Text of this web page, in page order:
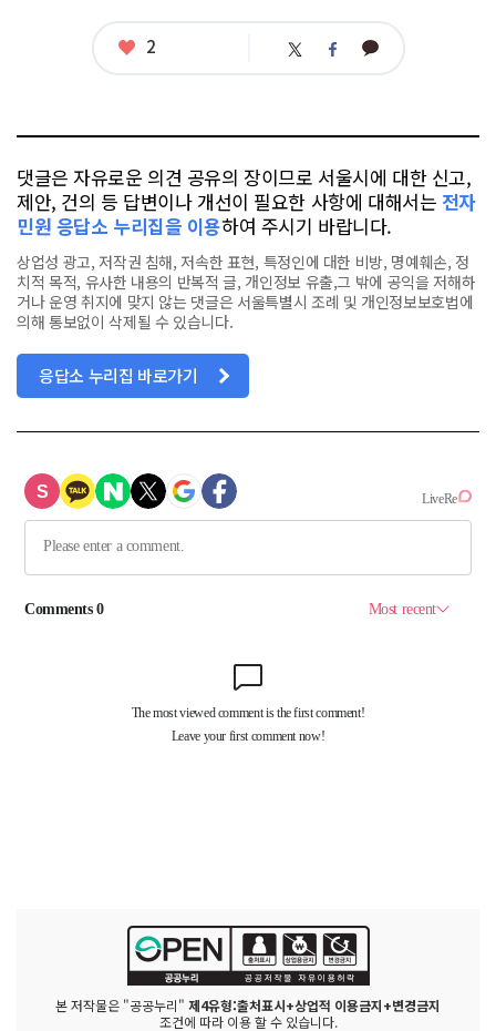
좋
2 트 페 카
댓글은 자유로운 의견 공유의 장이므로 서울시에 대한 신고,
제안, 건의 등 답변이나 개선이 필요한 사항에 대해서는 전자
민원 응답소 누리집을 이용하여 주시기 바랍니다.
상업성 광고, 저작권 침해, 저속한 표현, 특정인에 대한 비방, 명예훼손, 정
치적 목적, 유사한 내용의 반복적 글, 개인정보 유출,그 밖에 공익을 저해하
거나 운영 취지에 맞지 않는 댓글은 서울특별시 조례 및 개인정보보호법에
의해 통보없이 삭제될 수 있습니다.
응답소 누리집 바로가기
본 저작물은 "공공누리" 제4유형:출처표시+상업적 이용금지+변경금지
조건에 따라 이용 할 수 있습니다.